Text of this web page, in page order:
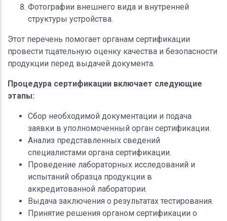
Фотографии внешнего вида и внутренней
структуры устройства.
Этот перечень помогает органам сертификации
провести тщательную оценку качества и безопасности
продукции перед выдачей документа.
Процедура сертификации включает следующие
этапы:
Сбор необходимой документации и подача
заявки в уполномоченный орган сертификации.
Анализ представленных сведений
специалистами органа сертификации.
Проведение лабораторных исследований и
испытаний образца продукции в
аккредитованной лаборатории.
Выдача заключения о результатах тестирования.
Принятие решения органом сертификации о